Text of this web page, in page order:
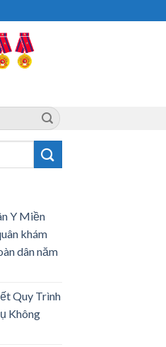
Y Miền
khám
dân năm
Quy Trình
Không